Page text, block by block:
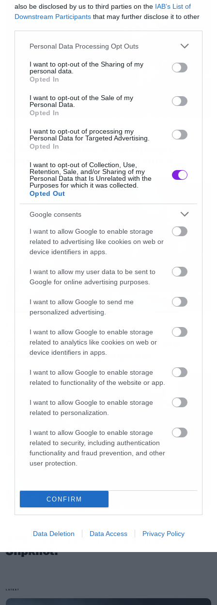
also be disclosed by us to third parties on the IAB’s List of
Downstream Participants that may further disclose it to other
Please note that this website/app uses one or more Google
not limited to your visit or usage behaviour. You may click to
grant or deny consent to Google and its third-party tags to
use your data for below specified purposes in below Google
consent section.
Personal Data Processing Opt Outs
I want to opt-out of the Sharing of my
personal data.
Opted In
I want to opt-out of the Sale of my
Personal Data.
Opted In
I want to opt-out of processing my
Personal Data for Targeted Advertising.
Opted In
I want to opt-out of Collection, Use,
Retention, Sale, and/or Sharing of my
Personal Data that Is Unrelated with the
Purposes for which it was collected.
Opted Out
Google consents
I want to allow Google to enable storage
related to advertising like cookies on web or
device identifiers in apps.
I want to allow my user data to be sent to
Google for online advertising purposes.
I want to allow Google to send me
personalized advertising.
I want to allow Google to enable storage
related to analytics like cookies on web or
device identifiers in apps.
I want to allow Google to enable storage
related to functionality of the website or app.
I want to allow Google to enable storage
related to personalization.
I want to allow Google to enable storage
related to security, including authentication
functionality and fraud prevention, and other
user protection.
CONFIRM
Data Deletion Data Access Privacy Policy
Ο Glenn Hughes αποσύρθηκε
από τις ζωντανές εμφανίσεις
Οι λόγοι της απόλυσης του Sid
Wilson από τους Slipknot
Απέλυσαν τον Sid Wilson οι
Slipknot!
LATEST